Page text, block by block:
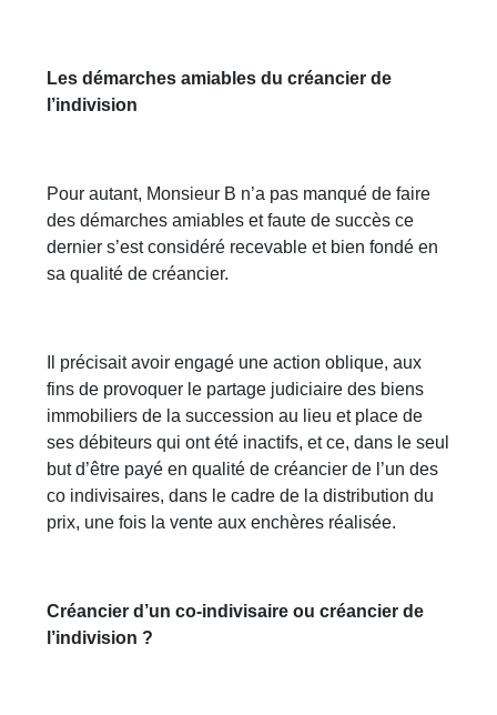
Les démarches amiables du créancier de
l’indivision
Pour autant, Monsieur B n’a pas manqué de faire
des démarches amiables et faute de succès ce
dernier s’est considéré recevable et bien fondé en
sa qualité de créancier.
Il précisait avoir engagé une action oblique, aux
fins de provoquer le partage judiciaire des biens
immobiliers de la succession au lieu et place de
ses débiteurs qui ont été inactifs, et ce, dans le seul
but d’être payé en qualité de créancier de l’un des
co indivisaires, dans le cadre de la distribution du
prix, une fois la vente aux enchères réalisée.
Créancier d’un co-indivisaire ou créancier de
l’indivision ?